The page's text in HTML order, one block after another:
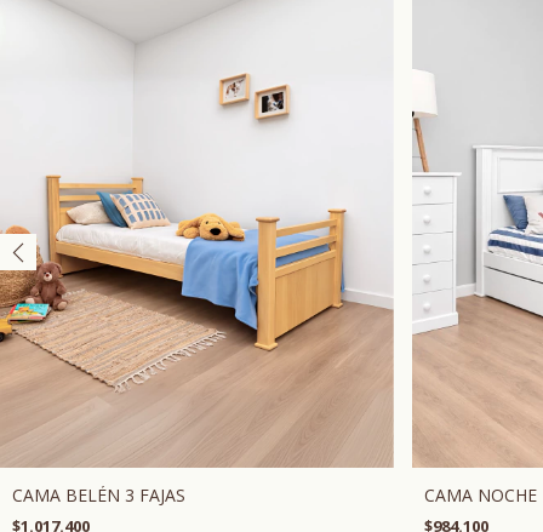
CAMA BELÉN 3 FAJAS
$1.017.400
CAMA
$984.100